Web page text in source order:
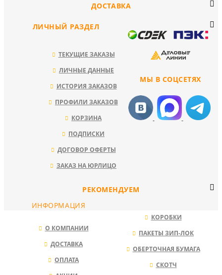
ДОСТАВКА
МЫ В СОЦСЕТЯХ
ЛИЧНЫЙ РАЗДЕЛ
ТЕКУЩИЕ ЗАКАЗЫ
ЛИЧНЫЕ ДАННЫЕ
ИСТОРИЯ ЗАКАЗОВ
ПРОФИЛИ ЗАКАЗОВ
КОРЗИНА
ПОДПИСКИ
ДОГОВОР ОФЕРТЫ
ЗАКАЗ НА ЮРЛИЦО
РЕКОМЕНДУЕМ
КОРОБКИ
ПАКЕТЫ ЗИП-ЛОК
ОБЕРТОЧНАЯ БУМАГА
СКОТЧ
ИНФОРМАЦИЯ
О КОМПАНИИ
ДОСТАВКА
ОПЛАТА